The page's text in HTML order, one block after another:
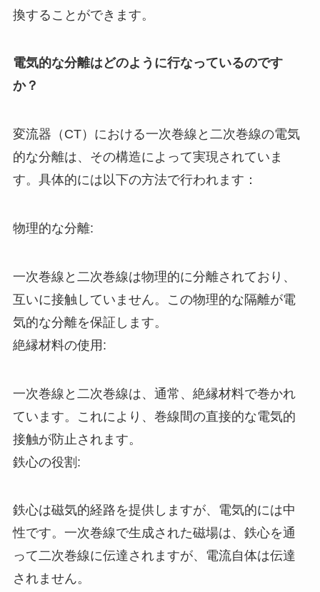
換することができます。
電気的な分離はどのように行なっているのです
か？
変流器（CT）における一次巻線と二次巻線の電気
的な分離は、その構造によって実現されていま
す。具体的には以下の方法で行われます：
物理的な分離:
一次巻線と二次巻線は物理的に分離されており、
互いに接触していません。この物理的な隔離が電
気的な分離を保証します。
絶縁材料の使用:
一次巻線と二次巻線は、通常、絶縁材料で巻かれ
ています。これにより、巻線間の直接的な電気的
接触が防止されます。
鉄心の役割:
鉄心は磁気的経路を提供しますが、電気的には中
性です。一次巻線で生成された磁場は、鉄心を通
って二次巻線に伝達されますが、電流自体は伝達
されません。